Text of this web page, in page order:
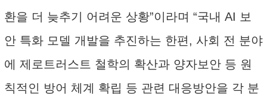
환을 더 늦추기 어려운 상황”이라며 “국내 AI 보
안 특화 모델 개발을 추진하는 한편, 사회 전 분야
에 제로트러스트 철학의 확산과 양자보안 등 원
칙적인 방어 체계 확립 등 관련 대응방안을 각 분